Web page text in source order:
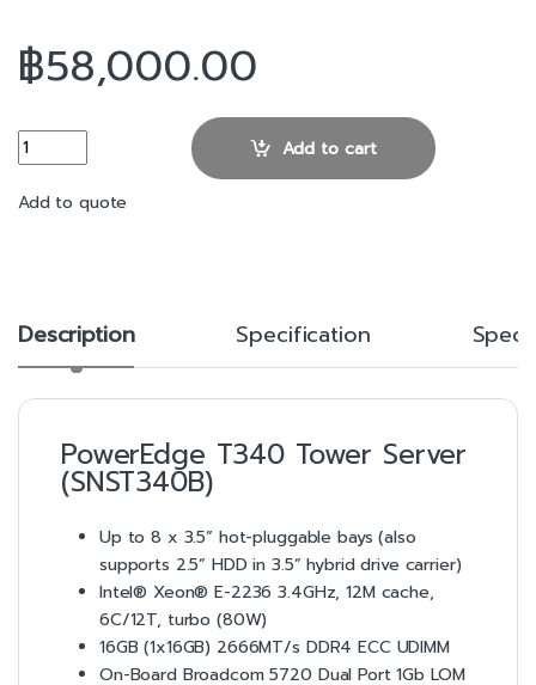
฿58,000.00
Dell EMC PowerEdge T340 (SNST340B) quantity
Add to cart
Add to quote
Description Specification Spec
PowerEdge T340 Tower Server
(SNST340B)
Up to 8 x 3.5” hot-pluggable bays (also
supports 2.5” HDD in 3.5” hybrid drive carrier)
Intel® Xeon® E-2236 3.4GHz, 12M cache,
6C/12T, turbo (80W)
16GB (1x16GB) 2666MT/s DDR4 ECC UDIMM
On-Board Broadcom 5720 Dual Port 1Gb LOM